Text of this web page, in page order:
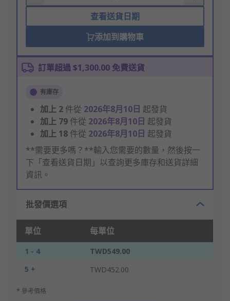
查看送貨日期
添加到購物車
訂單超過 $1,300.00 免費送貨
有庫存
加上 2 件從 2026年8月10日 起發貨
加上 79 件從 2026年8月10日 起發貨
加上 18 件從 2026年8月10日 起發貨
**需要更多嗎？**輸入您需要的數量，然後按一
下「查看送貨日期」以查詢更多庫存和送貨詳細
資訊。
批發價選項
單位 每單位
1 - 4
TWD549.00
5 +
TWD452.00
* 參考價格